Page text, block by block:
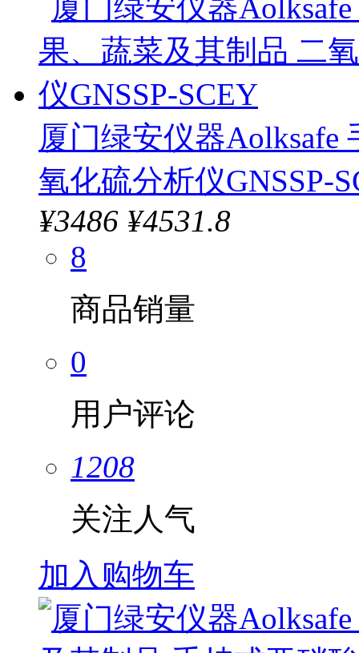
厦门绿安仪器Aolksafe
氧化硫分析仪GNSSP-
¥3486 ¥4531.8
8
商品销量
0
用户评论
1208
关注人气
加入购物车